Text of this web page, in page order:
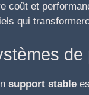
coût et
qui
de
support stable